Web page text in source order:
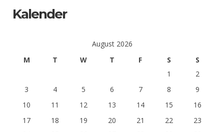
Kalender
August 2026
M
T W T F S
S
1
2
3
4 5 6 7 8
9
10
11 12 13 14 15
16
17
18 19 20 21 22
23